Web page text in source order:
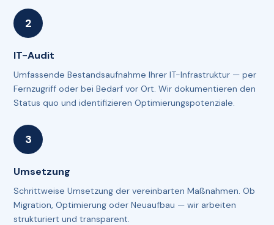
IT-Audit
Umfassende Bestandsaufnahme Ihrer IT-Infrastruktur — per
Fernzugriff oder bei Bedarf vor Ort. Wir dokumentieren den
Status quo und identifizieren Optimierungspotenziale.
Umsetzung
Schrittweise Umsetzung der vereinbarten Maßnahmen. Ob
Migration, Optimierung oder Neuaufbau — wir arbeiten
strukturiert und transparent.